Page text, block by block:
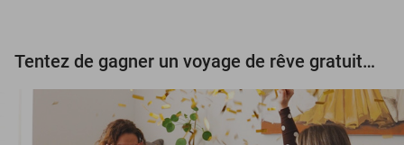
Tentez de gagner un voyage de rêve gratuit d'une valeur de 3.000 € !